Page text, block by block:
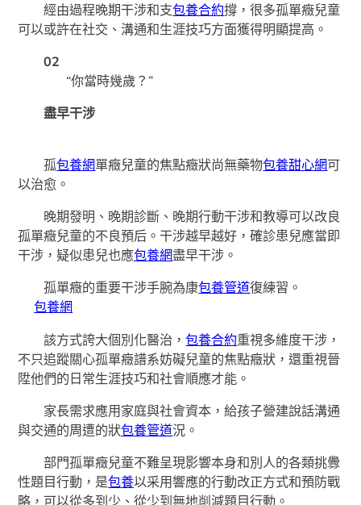
經由過程晚期干涉和支包養合約撐，很多孤單癥兒童
可以或許在社交、溝通和生涯技巧方面獲得明顯提高。
02
“你當時幾歲？”
盡早干涉
孤包養網單癥兒童的焦點癥狀尚無藥物包養甜心網可
以治愈。
晚期發明、晚期診斷、晚期行動干涉和教導可以改良
孤單癥兒童的不良預后。干涉越早越好，確診患兒應當即
干涉，疑似患兒也應包養網盡早干涉。
孤單癥的重要干涉手腕為康包養管道復練習。
包養網
該方式誇大個別化醫治，包養合約重視多維度干涉，
不只追蹤關心孤單癥譜系妨礙兒童的焦點癥狀，還重視晉
陞他們的日常生涯技巧和社會順應才能。
家長需求應用家庭與社會資本，給孩子營建說話溝通
與交通的周遭的狀包養管道況。
部門孤單癥兒童不難呈現影響本身和別人的各類挑釁
性題目行動，是包養以采用響應的行動改正方式和預防戰
略，可以從多到少、從少到無地削減題目行動。